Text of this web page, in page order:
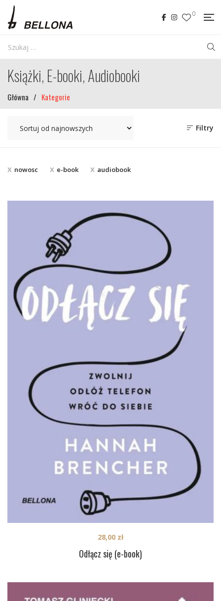
0
Książki, E-booki, Audiobooki
Główna / Kategorie
Filtry
nowosc e-book audiobook
Odłącz się (e-book)
28,00 zł